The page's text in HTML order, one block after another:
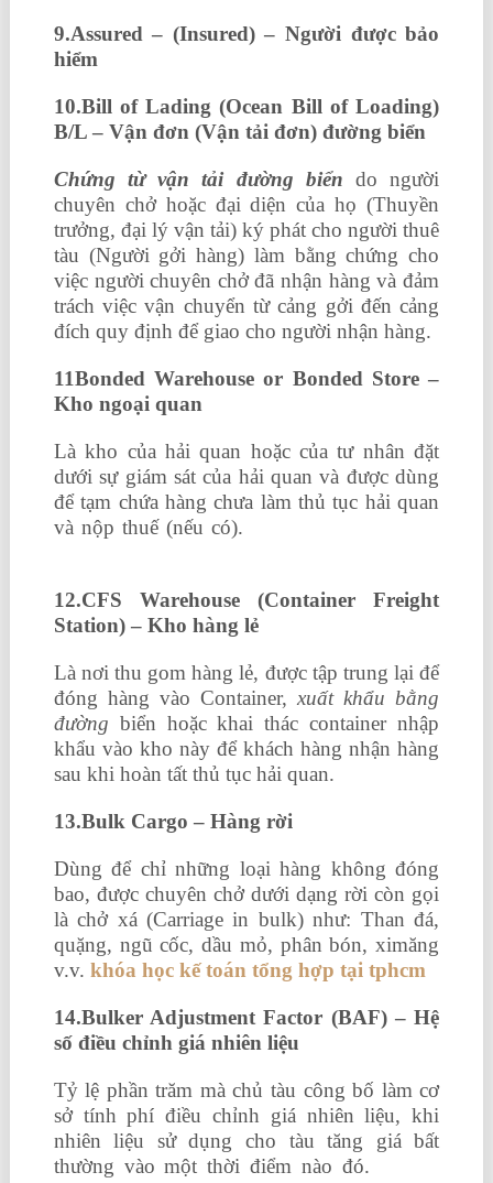
9.Assured – (Insured) – Người được bảo
hiểm
10.Bill of Lading (Ocean Bill of Loading)
B/L – Vận đơn (Vận tải đơn) đường biển
Chứng từ vận tải đường biển do người
chuyên chở hoặc đại diện của họ (Thuyền
trưởng, đại lý vận tải) ký phát cho người thuê
tàu (Người gởi hàng) làm bằng chứng cho
việc người chuyên chở đã nhận hàng và đảm
trách việc vận chuyển từ cảng gởi đến cảng
đích quy định để giao cho người nhận hàng.
11Bonded Warehouse or Bonded Store –
Kho ngoại quan
Là kho của hải quan hoặc của tư nhân đặt
dưới sự giám sát của hải quan và được dùng
để tạm chứa hàng chưa làm thủ tục hải quan
và nộp thuế (nếu có).
12.CFS Warehouse (Container Freight
Station) – Kho hàng lẻ
Là nơi thu gom hàng lẻ, được tập trung lại để
đóng hàng vào Container,xuất khẩu bằng
đường biển hoặc khai thác container nhập
khẩu vào kho này để khách hàng nhận hàng
sau khi hoàn tất thủ tục hải quan.
13.Bulk Cargo – Hàng rời
Dùng để chỉ những loại hàng không đóng
bao, được chuyên chở dưới dạng rời còn gọi
là chở xá (Carriage in bulk) như: Than đá,
quặng, ngũ cốc, dầu mỏ, phân bón, ximăng
v.v. khóa học kế toán tổng hợp tại tphcm
14.Bulker Adjustment Factor (BAF) – Hệ
số điều chỉnh giá nhiên liệu
Tỷ lệ phần trăm mà chủ tàu công bố làm cơ
sở tính phí điều chỉnh giá nhiên liệu, khi
nhiên liệu sử dụng cho tàu tăng giá bất
thường vào một thời điểm nào đó.